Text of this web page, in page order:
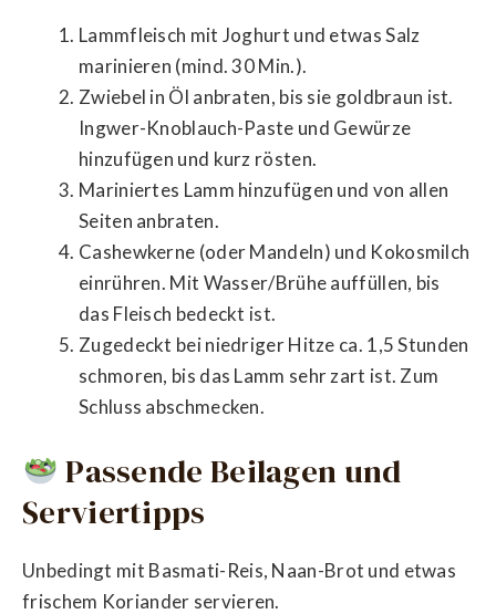
Lammfleisch mit Joghurt und etwas Salz
marinieren (mind. 30 Min.).
Zwiebel in Öl anbraten, bis sie goldbraun ist.
Ingwer-Knoblauch-Paste und Gewürze
hinzufügen und kurz rösten.
Mariniertes Lamm hinzufügen und von allen
Seiten anbraten.
Cashewkerne (oder Mandeln) und Kokosmilch
einrühren. Mit Wasser/Brühe auffüllen, bis
das Fleisch bedeckt ist.
Zugedeckt bei niedriger Hitze ca. 1,5 Stunden
schmoren, bis das Lamm sehr zart ist. Zum
Schluss abschmecken.
Passende Beilagen und
Serviertipps
Unbedingt mit Basmati-Reis, Naan-Brot und etwas
frischem Koriander servieren.